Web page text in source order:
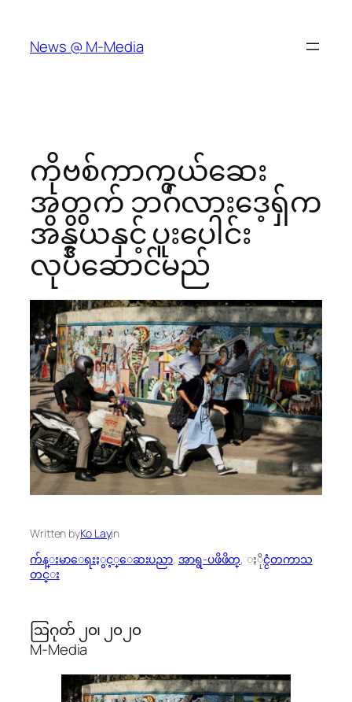
content
News @ M-Media
ကိုဗစ်ကာကွယ်ဆေး
အတွက် ဘဂ်လားဒေ့ရှ်က
အိန္ဒိယနှင့် ပူးပေါင်း
လုပ်ဆောင်မည်
Written byKo Layin
က်န္းမာေရးႏွင့္ေဆးပညာ, အာရွ-ပဖိဖိတ္, ႏိုင္ငံတကာသ
တင္း
ဩဂုတ် ၂၀၊ ၂၀၂၀
M-Media